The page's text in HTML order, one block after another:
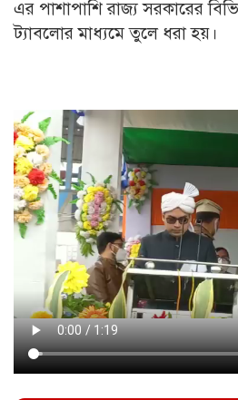
এর পাশাপাশি রাজ্য সরকারের
ট্যাবলোর মাধ্যমে তুলে ধরা হয়।